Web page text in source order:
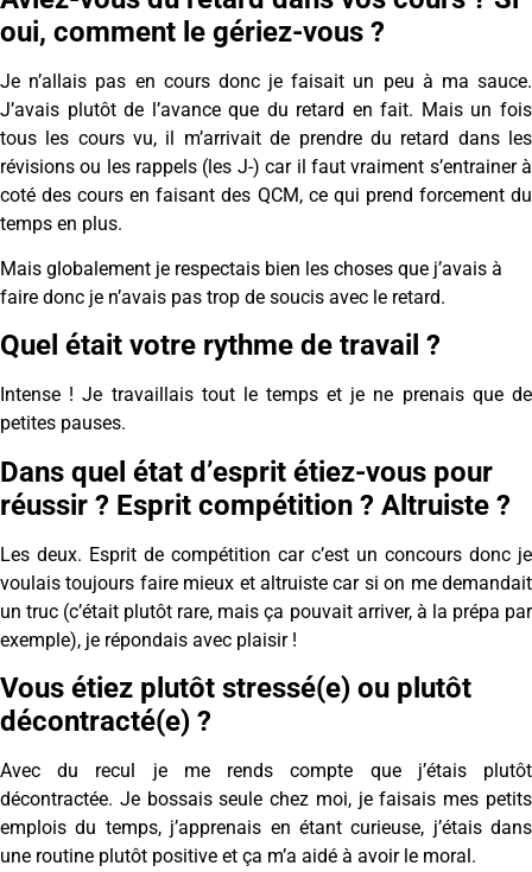
oui, comment le gériez-vous ?
Je n’allais pas en cours donc je faisait un peu à ma sauce.
J’avais plutôt de l’avance que du retard en fait. Mais un fois
tous les cours vu, il m’arrivait de prendre du retard dans les
révisions ou les rappels (les J-) car il faut vraiment s’entrainer à
coté des cours en faisant des QCM, ce qui prend forcement du
temps en plus.
Mais globalement je respectais bien les choses que j’avais à
faire donc je n’avais pas trop de soucis avec le retard.
Quel était votre rythme de travail ?
Intense ! Je travaillais tout le temps et je ne prenais que de
petites pauses.
Dans quel état d’esprit étiez-vous pour
réussir ? Esprit compétition ? Altruiste ?
Les deux. Esprit de compétition car c’est un concours donc je
voulais toujours faire mieux et altruiste car si on me demandait
un truc (c’était plutôt rare, mais ça pouvait arriver, à la prépa par
exemple), je répondais avec plaisir !
Vous étiez plutôt stressé(e) ou plutôt
décontracté(e) ?
Avec du recul je me rends compte que j’étais plutôt
décontractée. Je bossais seule chez moi, je faisais mes petits
emplois du temps, j’apprenais en étant curieuse, j’étais dans
une routine plutôt positive et ça m’a aidé à avoir le moral.